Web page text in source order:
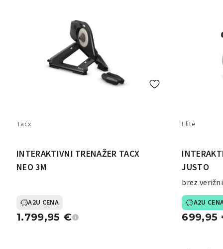
Tacx
INTERAKTIVNI TRENAŽER TACX
NEO 3M
A2U CENA
1.799,95 €
Elite
JUSTO
brez
A2U
699,95